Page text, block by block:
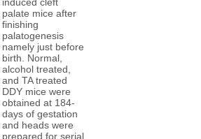
palate mice after
finishing
palatogenesis
namely just before
birth. Normal,
alcohol treated,
and TA treated
DDY mice were
obtained at 184-
days of gestation
and heads were
prepared for serial